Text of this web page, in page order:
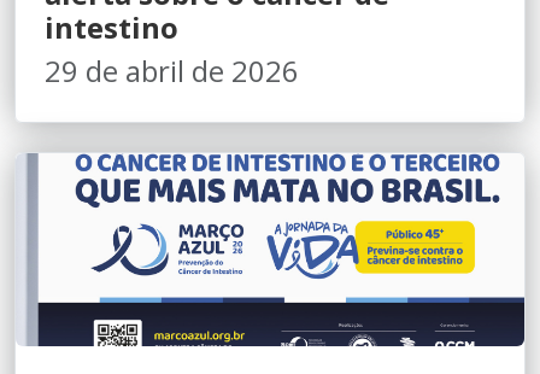
intestino
29 de abril de 2026